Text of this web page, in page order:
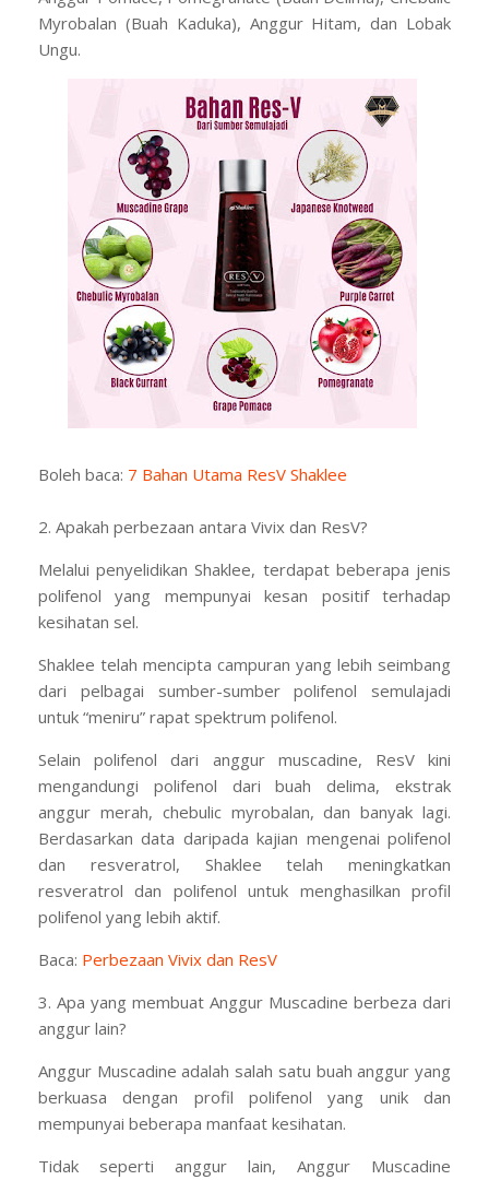
Myrobalan (Buah Kaduka), Anggur Hitam, dan Lobak
Ungu.
Boleh baca: 7 Bahan Utama ResV Shaklee
2. Apakah perbezaan antara Vivix dan ResV?
Melalui penyelidikan Shaklee, terdapat beberapa jenis
polifenol yang mempunyai kesan positif terhadap
kesihatan sel.
Shaklee telah mencipta campuran yang lebih seimbang
dari pelbagai sumber-sumber polifenol semulajadi
untuk “meniru” rapat spektrum polifenol.
Selain polifenol dari anggur muscadine, ResV kini
mengandungi polifenol dari buah delima, ekstrak
anggur merah, chebulic myrobalan, dan banyak lagi.
Berdasarkan data daripada kajian mengenai polifenol
dan resveratrol, Shaklee telah meningkatkan
resveratrol dan polifenol untuk menghasilkan profil
polifenol yang lebih aktif.
Baca: Perbezaan Vivix dan ResV
3. Apa yang membuat Anggur Muscadine berbeza dari
anggur lain?
Anggur Muscadine adalah salah satu buah anggur yang
berkuasa dengan profil polifenol yang unik dan
mempunyai beberapa manfaat kesihatan.
Tidak seperti anggur lain, Anggur Muscadine